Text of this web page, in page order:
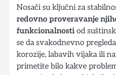
Nosači su ključni za
redovno proveravanje
funkcionalnosti od
se da svakodnevno
korozije, labavih vijaka ili
primetite bilo kakve